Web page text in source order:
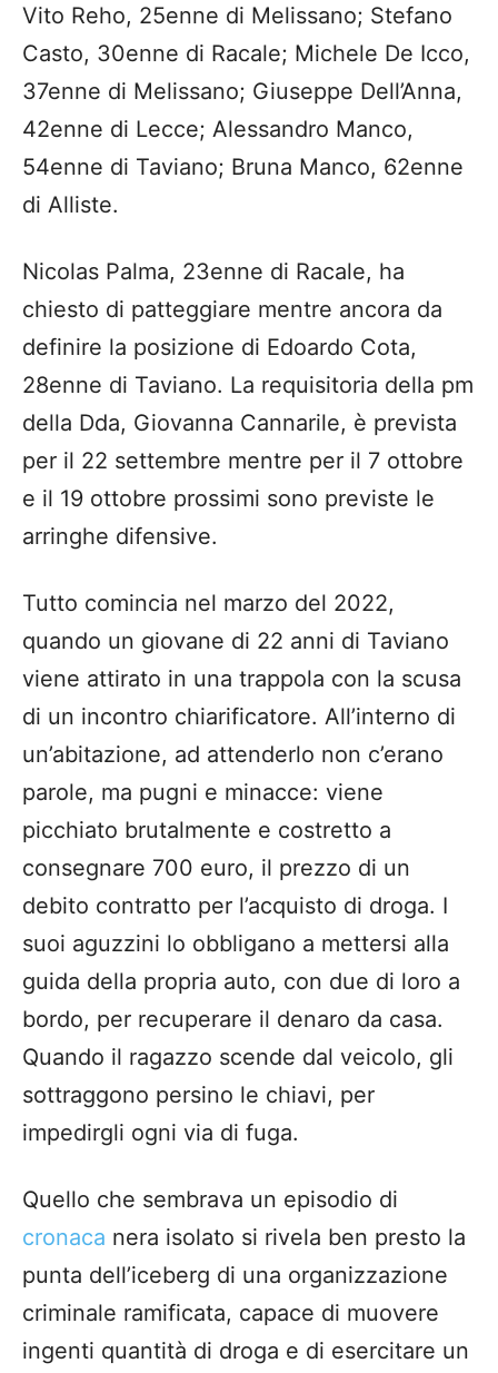
Vito Reho, 25enne di Melissano; Stefano
Casto, 30enne di Racale; Michele De Icco,
37enne di Melissano; Giuseppe Dell’Anna,
42enne di Lecce; Alessandro Manco,
54enne di Taviano; Bruna Manco, 62enne
di Alliste.
Nicolas Palma, 23enne di Racale, ha
chiesto di patteggiare mentre ancora da
definire la posizione di Edoardo Cota,
28enne di Taviano. La requisitoria della pm
della Dda, Giovanna Cannarile, è prevista
per il 22 settembre mentre per il 7 ottobre
e il 19 ottobre prossimi sono previste le
arringhe difensive.
Tutto comincia nel marzo del 2022,
quando un giovane di 22 anni di Taviano
viene attirato in una trappola con la scusa
di un incontro chiarificatore. All’interno di
un’abitazione, ad attenderlo non c’erano
parole, ma pugni e minacce: viene
picchiato brutalmente e costretto a
consegnare 700 euro, il prezzo di un
debito contratto per l’acquisto di droga. I
suoi aguzzini lo obbligano a mettersi alla
guida della propria auto, con due di loro a
bordo, per recuperare il denaro da casa.
Quando il ragazzo scende dal veicolo, gli
sottraggono persino le chiavi, per
impedirgli ogni via di fuga.
Quello che sembrava un episodio di
cronaca nera isolato si rivela ben presto la
punta dell’iceberg di una organizzazione
criminale ramificata, capace di muovere
ingenti quantità di droga e di esercitare un